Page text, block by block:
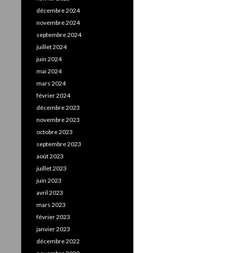
décembre 2024
novembre 2024
septembre 2024
juillet 2024
juin 2024
mai 2024
mars 2024
février 2024
décembre 2023
novembre 2023
octobre 2023
septembre 2023
août 2023
juillet 2023
juin 2023
avril 2023
mars 2023
février 2023
janvier 2023
décembre 2022